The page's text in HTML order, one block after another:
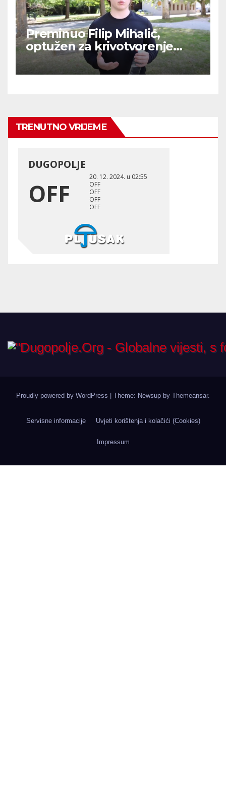
Preminuo Filip Mihalić,
optužen za krivotvorenje
COVID testova
TRENUTNO VRIJEME
Proudly powered by WordPress | Theme: Newsup by Themeansar.
Servisne informacije Uvjeti korištenja i kolačići (Cookies)
Impressum